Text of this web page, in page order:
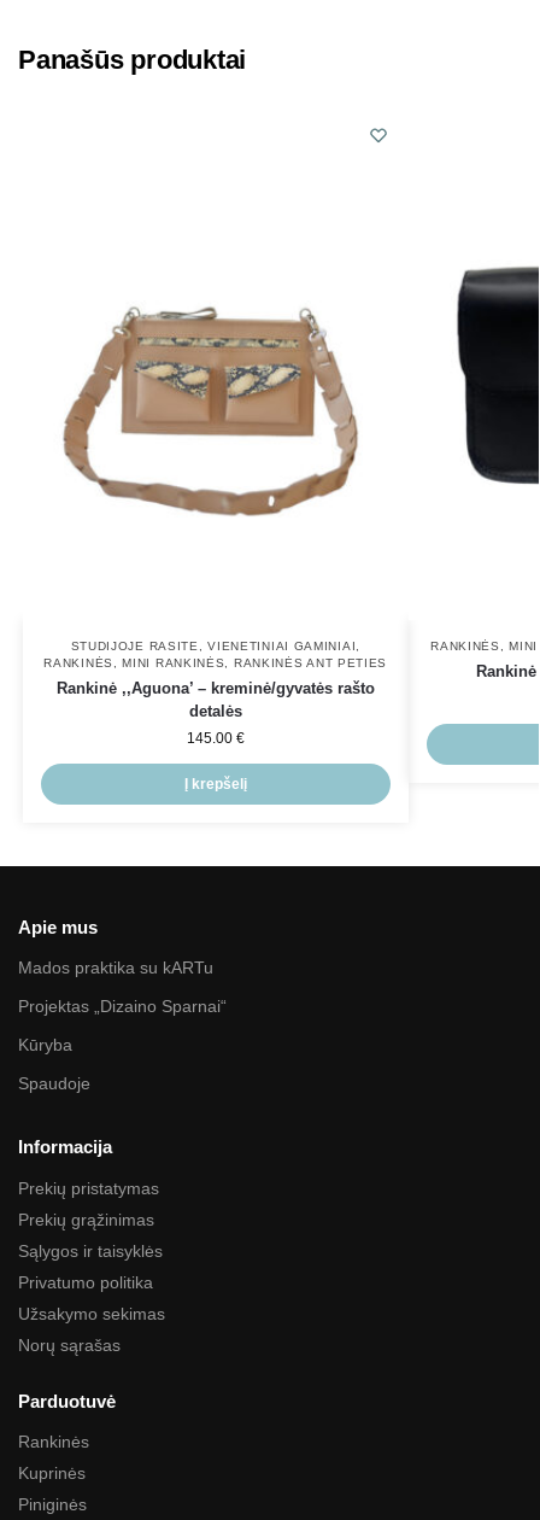
Panašūs produktai
STUDIJOJE RASITE ,VIENETINIAI GAMINIAI
RANKINĖS
,MINI RANKINĖS RANKINĖS ANT PETIES
Rankinė ,,Aguona’ – kreminė/gyvatės rašto
detalės
145.00 €
Į krepšelį
RANKINĖS ,MINI
Apie mus
Mados praktika su kARTu
Projektas „Dizaino Sparnai“
Kūryba
Spaudoje
Informacija
Prekių pristatymas
Prekių grąžinimas
Sąlygos ir taisyklės
Privatumo politika
Užsakymo sekimas
Norų sąrašas
Parduotuvė
Rankinės
Kuprinės
Piniginės